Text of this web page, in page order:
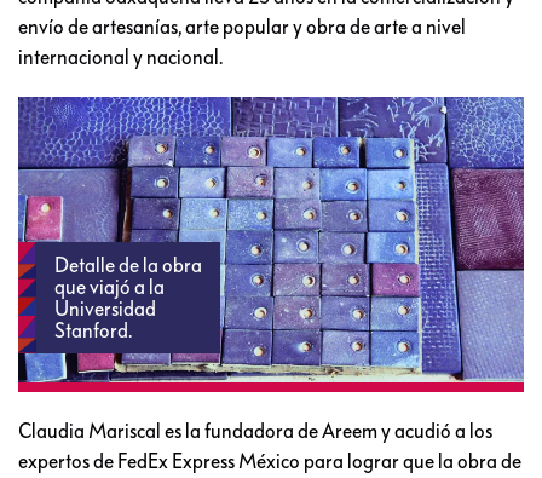
envío de artesanías, arte popular y obra de arte a nivel
internacional y nacional.
Detalle de la obra
que viajó a la
Universidad
Stanford.
Claudia Mariscal es la fundadora de Areem y acudió a los
expertos de FedEx Express México para lograr que la obra de